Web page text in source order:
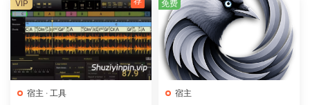
演出页面视频支持 – 在演出设置中播放和编辑视频。
无缝集成 Fender Studio – 在移动设备上捕捉灵感，然后在桌
面端继续创作。
鼓节拍器和即兴演奏轨道 – 逼真的节奏型和多轨歌曲，方便练
习和录音。
宿主 · 工具
VIP
宿主
免费